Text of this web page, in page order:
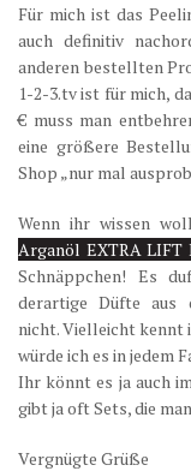
Für mich ist das
auch definitiv
anderen bestellten
1-2-3.tv ist für mich,
€ muss man
eine größere
Shop „nur mal
Wenn ihr wissen
Arganöl EXTRA LIFT
Schnäppchen! Es
derartige Düfte aus
nicht. Vielleicht kennt
würde ich es in jedem
Ihr könnt es ja auch
gibt ja oft Sets, die
Vergnügte Grüße